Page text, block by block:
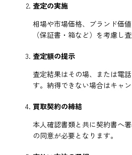
査定の実施
相場や市場価格、ブランド価
（保証書・箱など）を考慮し査
査定額の提示
査定結果はその場、または電
す。納得できない場合はキャン
買取契約の締結
本人確認書類と共に契約書へ
の同意が必要となります。